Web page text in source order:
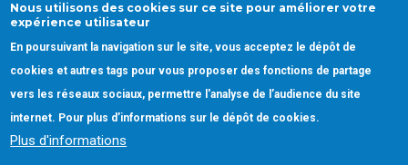
Mentions légales
Politique des données personnelles
Gestion des Cookies
Nous utilisons des cookies sur ce site pour améliorer votre
expérience utilisateur
En poursuivant la navigation sur le site, vous acceptez le dépôt de
cookies et autres tags pour vous proposer des fonctions de partage
vers les réseaux sociaux, permettre l'analyse de l’audience du site
internet. Pour plus d’informations sur le dépôt de cookies.
Plus d'informations